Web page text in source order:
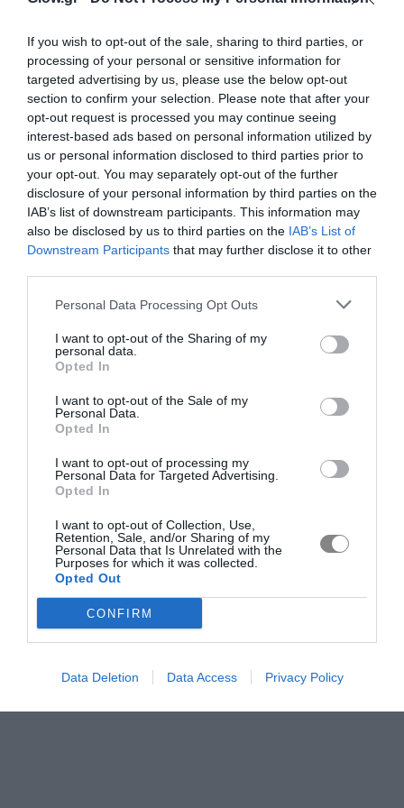
If you wish to opt-out of the sale, sharing to third parties, or
processing of your personal or sensitive information for
targeted advertising by us, please use the below opt-out
section to confirm your selection. Please note that after your
opt-out request is processed you may continue seeing
interest-based ads based on personal information utilized by
us or personal information disclosed to third parties prior to
your opt-out. You may separately opt-out of the further
disclosure of your personal information by third parties on the
IAB’s list of downstream participants. This information may
also be disclosed by us to third parties on the IAB’s List of
Downstream Participants that may further disclose it to other
Personal Data Processing Opt Outs
I want to opt-out of the Sharing of my
personal data.
Opted In
I want to opt-out of the Sale of my
Personal Data.
Opted In
I want to opt-out of processing my
Personal Data for Targeted Advertising.
Opted In
I want to opt-out of Collection, Use,
Retention, Sale, and/or Sharing of my
Personal Data that Is Unrelated with the
Purposes for which it was collected.
Opted Out
CONFIRM
Data Deletion Data Access Privacy Policy